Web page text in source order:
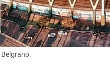
Belgrano.